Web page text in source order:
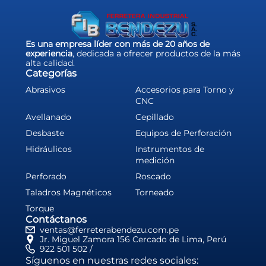
Es una empresa líder con más de 20 años de
experiencia, dedicada a ofrecer productos de la más
alta calidad.
Categorías
Abrasivos
Accesorios para Torno y
CNC
Avellanado
Cepillado
Desbaste
Equipos de Perforación
Hidráulicos
Instrumentos de
medición
Perforado
Roscado
Taladros Magnéticos
Torneado
Torque
Contáctanos
ventas@ferreterabendezu.com.pe
922 501 502 /
Jr. Miguel Zamora 156 Cercado de Lima, Perú
Síguenos en nuestras redes sociales: